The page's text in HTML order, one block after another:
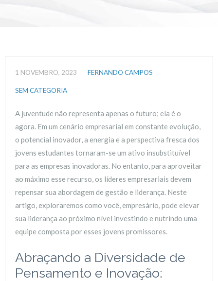
1 NOVEMBRO, 2023 FERNANDO CAMPOS
SEM CATEGORIA
A juventude não representa apenas o futuro; ela é o
agora. Em um cenário empresarial em constante evolução,
o potencial inovador, a energia e a perspectiva fresca dos
jovens estudantes tornaram-se um ativo insubstituível
para as empresas inovadoras. No entanto, para aproveitar
ao máximo esse recurso, os líderes empresariais devem
repensar sua abordagem de gestão e liderança. Neste
artigo, exploraremos como você, empresário, pode elevar
sua liderança ao próximo nível investindo e nutrindo uma
equipe composta por esses jovens promissores.
Abraçando a Diversidade de
Pensamento e Inovação: